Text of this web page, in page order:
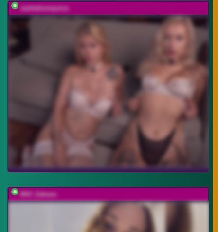
sashahoneyvice
Milf_Zabava